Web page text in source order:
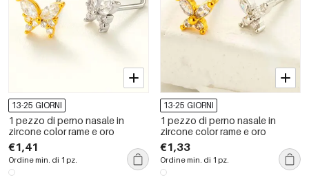
13-25 GIORNI
1 pezzo di perno nasale in
zircone color rame e oro
€1,41
Ordine min. di 1 pz.
13-25 GIORNI
1 pezzo di perno nasale in
zircone color rame e oro
€1,33
Ordine min. di 1 pz.